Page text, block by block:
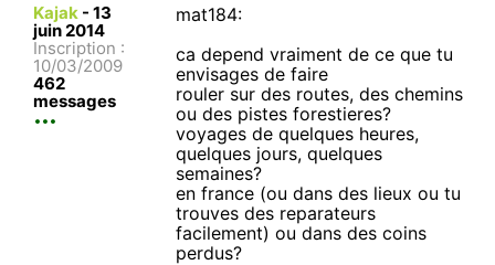
Kajak - 13
juin 2014
Inscription :
10/03/2009
462
messages
mat184:
ca depend vraiment de ce que tu
envisages de faire
rouler sur des routes, des chemins
ou des pistes forestieres?
voyages de quelques heures,
quelques jours, quelques
semaines?
en france (ou dans des lieux ou tu
trouves des reparateurs
facilement) ou dans des coins
perdus?